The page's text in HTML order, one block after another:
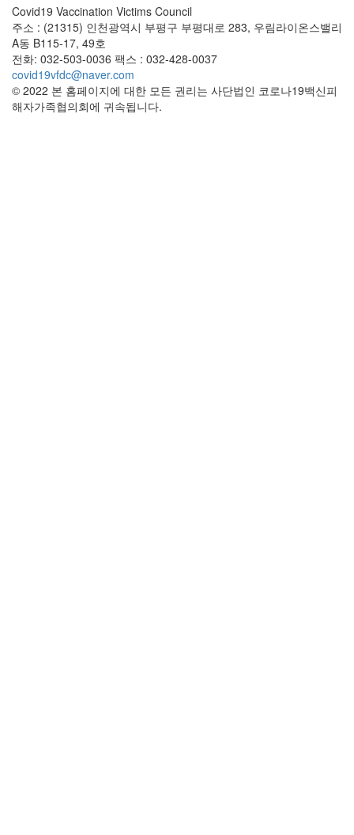
Covid19 Vaccination Victims Council
주소 : (21315) 인천광역시 부평구 부평대로 283, 우림라이온스밸리
A동 B115-17, 49호
전화: 032-503-0036 팩스 : 032-428-0037
covid19vfdc@naver.com
© 2022 본 홈페이지에 대한 모든 권리는 사단법인 코로나19백신피
해자가족협의회에 귀속됩니다.